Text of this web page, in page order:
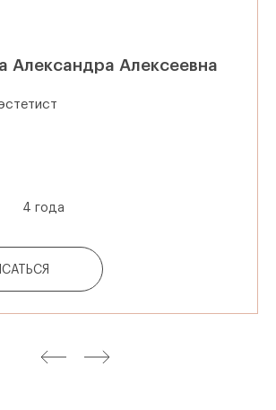
Александра Алексеевна
4 года